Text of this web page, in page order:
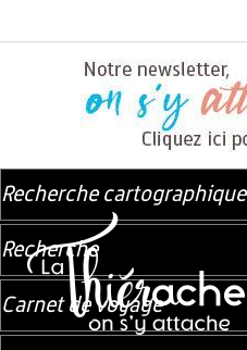
Recherche cartographique
Recherche
Carnet de voyage